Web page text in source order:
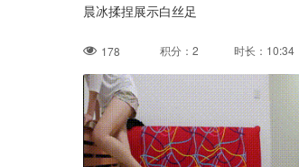
晨冰揉捏展示白丝足
178 积分：2 时长：10:34